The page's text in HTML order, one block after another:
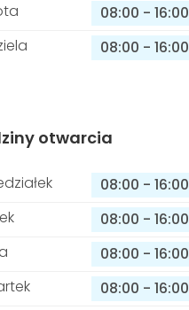
08:00 - 16:00
08:00 - 16:00
otwarcia
08:00 - 16:00
08:00 - 16:00
08:00 - 16:00
08:00 - 16:00